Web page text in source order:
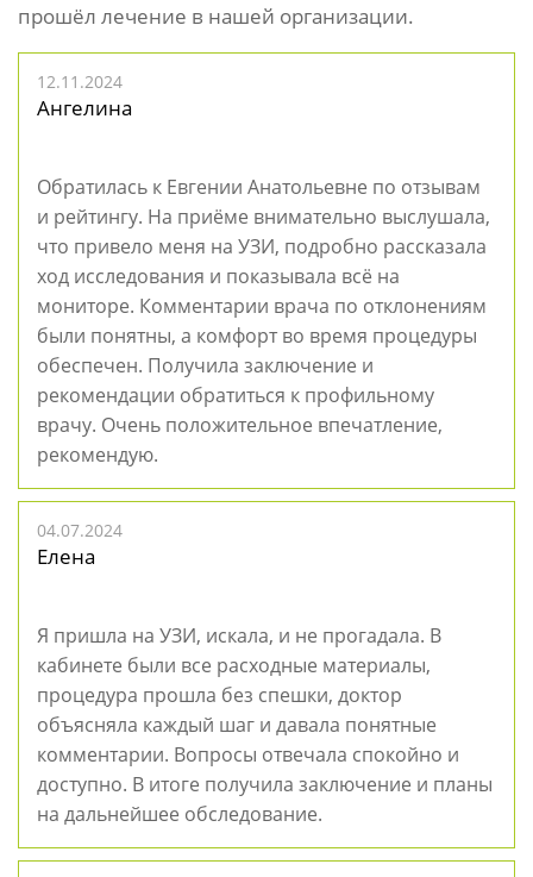
прошёл лечение в нашей организации.
12.11.2024
Ангелина
Обратилась к Евгении Анатольевне по отзывам
и рейтингу. На приёме внимательно выслушала,
что привело меня на УЗИ, подробно рассказала
ход исследования и показывала всё на
мониторе. Комментарии врача по отклонениям
были понятны, а комфорт во время процедуры
обеспечен. Получила заключение и
рекомендации обратиться к профильному
врачу. Очень положительное впечатление,
рекомендую.
04.07.2024
Елена
Я пришла на УЗИ, искала, и не прогадала. В
кабинете были все расходные материалы,
процедура прошла без спешки, доктор
объясняла каждый шаг и давала понятные
комментарии. Вопросы отвечала спокойно и
доступно. В итоге получила заключение и планы
на дальнейшее обследование.